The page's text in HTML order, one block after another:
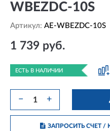
WBEZDC-10S
Артикул: AE-WBEZDC-10S
1 739 руб.
ЕСТЬ В НАЛИЧИИ
− +
ЗАПРОСИТЬ СЧЕТ /